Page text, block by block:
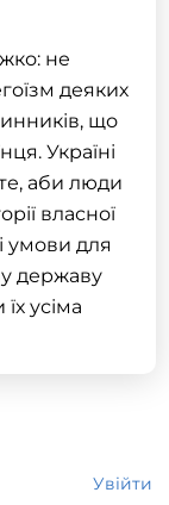
не
деяких
що
Україні
аби люди
власної
умови для
державу
усіма
Увійти